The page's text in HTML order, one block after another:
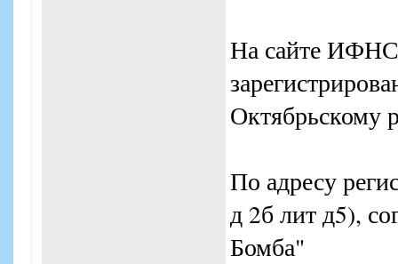
На сайте
Октябрьскому
По адресу
д 2б лит д5),
Бомба"